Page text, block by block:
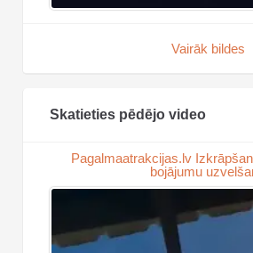
Vairāk bildes
Skatieties pēdējo video
Pagalmaatrakcijas.lv
bojājumu